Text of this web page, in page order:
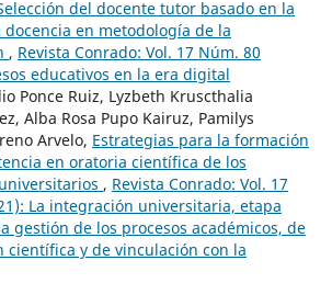
del docente tutor basado en la
en metodología de la
, Revista Conrado: Vol. 17 Núm. 80
educativos en la era digital
Ponce Ruiz, Lyzbeth Kruscthalia
Alba Rosa Pupo Kairuz, Pamilys
Arvelo, Estrategias para la formación
en oratoria científica de los
, Revista Conrado: Vol. 17
La integración universitaria, etapa
gestión de los procesos académicos, de
científica y de vinculación con la